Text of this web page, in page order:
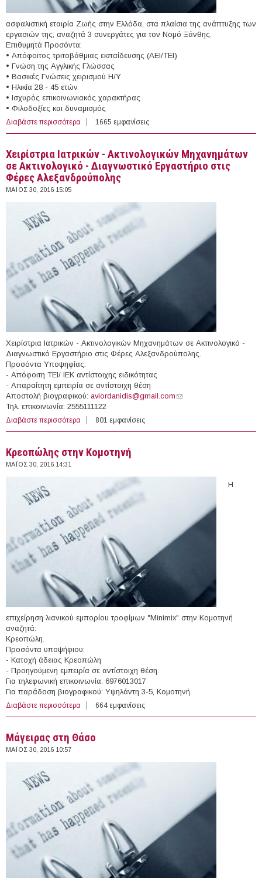
ασφαλιστική εταιρία Ζωής στην Ελλάδα, στα πλαίσια της ανάπτυξης των
εργασιών της, αναζητά 3 συνεργάτες για τον Νομό Ξάνθης.
Επιθυμητά Προσόντα:
• Απόφοιτος τριτοβάθμιας εκπαίδευσης (ΑΕΙ/ΤΕΙ)
• Γνώση της Αγγλικής Γλώσσας
• Βασικές Γνώσεις χειρισμού Η/Υ
• Ηλικία 28 - 45 ετών
• Ισχυρός επικοινωνιακός χαρακτήρας
• Φιλοδοξίες και δυναμισμός
Διαβάστε περισσότερα για 3 Συνεργάτες στην εταιρεία "MetLife" για τον Ν.
Ξάνθης
1665 εμφανίσεις
Χειρίστρια Ιατρικών - Ακτινολογικών Μηχανημάτων
σε Ακτινολογικό - Διαγνωστικό Εργαστήριο στις
Φέρες Αλεξανδρούπολης
ΜΆΙΟΣ 30, 2016 15:05
Χειρίστρια Ιατρικών - Ακτινολογικών Μηχανημάτων σε Ακτινολογικό -
Διαγνωστικό Εργαστήριο στις Φέρες Αλεξανδρούπολης.
Προσόντα Υποψηφίας:
- Απόφοιτη ΤΕΙ/ ΙΕΚ αντίστοιχης ειδικότητας
- Απαραίτητη εμπειρία σε αντίστοιχη θέση
Αποστολή βιογραφικού: aviordanidis@gmail.com (link sends e-mail)
Τηλ. επικοινωνία: 2555111122
Διαβάστε περισσότερα για Χειρίστρια Ιατρικών - Ακτινολογικών Μηχανημάτων
σε Ακτινολογικό - Διαγνωστικό Εργαστήριο στις Φέρες
801 εμφανίσεις
Κρεοπώλης στην Κομοτηνή
ΜΆΙΟΣ 30, 2016 14:31
Η
επιχείρηση λιανικού εμπορίου τροφίμων "Minimix" στην Κομοτηνή
αναζητά:
Κρεοπώλη.
Προσόντα υποψήφιου:
- Κατοχή άδειας Κρεοπώλη
- Προηγούμενη εμπειρία σε αντίστοιχη θέση.
Για τηλεφωνική επικοινωνία: 6976013017
Για παράδοση βιογραφικού: Υψηλάντη 3-5, Κομοτηνή.
Διαβάστε περισσότερα για Κρεοπώλης στην Κομοτηνή
664 εμφανίσεις
Μάγειρας στη Θάσο
ΜΆΙΟΣ 30, 2016 10:57